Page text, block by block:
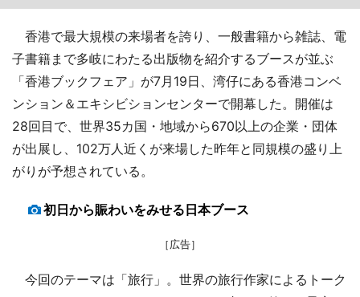
香港で最大規模の来場者を誇り、一般書籍から雑誌、電
子書籍まで多岐にわたる出版物を紹介するブースが並ぶ
「香港ブックフェア」が7月19日、湾仔にある香港コンベ
ンション＆エキシビションセンターで開幕した。開催は
28回目で、世界35カ国・地域から670以上の企業・団体
が出展し、102万人近くが来場した昨年と同規模の盛り上
がりが予想されている。
初日から賑わいをみせる日本ブース
［広告］
今回のテーマは「旅行」。世界の旅行作家によるトーク